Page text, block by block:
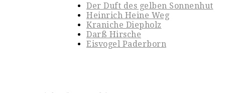
Der Duft des gelben Sonnenhut
Heinrich Heine Weg
Kraniche Diepholz
Darß Hirsche
Eisvogel Paderborn